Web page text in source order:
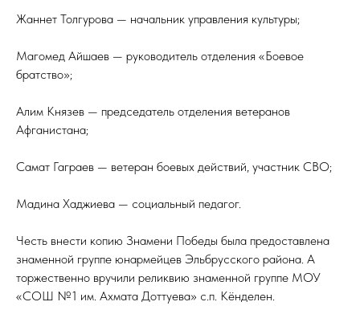
Жаннет Толгурова — начальник управления культуры;
Магомед Айшаев — руководитель отделения «Боевое
братство»;
Алим Князев — председатель отделения ветеранов
Афганистана;
Самат Гаграев — ветеран боевых действий, участник СВО;
Мадина Хаджиева — социальный педагог.
Честь внести копию Знамени Победы была предоставлена
знаменной группе юнармейцев Эльбрусского района. А
торжественно вручили реликвию знаменной группе МОУ
«СОШ №1 им. Ахмата Доттуева» с.п. Кёнделен.